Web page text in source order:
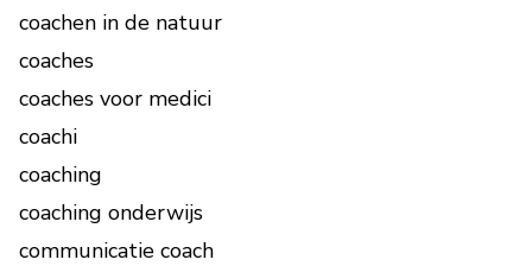
coachen in de natuur
coaches
coaches voor medici
coachi
coaching
coaching onderwijs
communicatie coach